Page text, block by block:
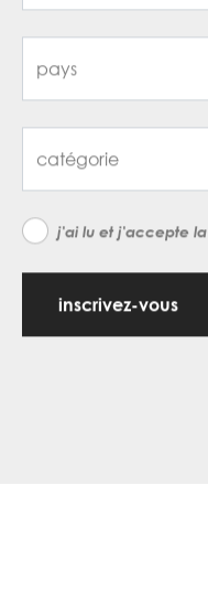
j'ai lu et j'accepte la
inscrivez-vous